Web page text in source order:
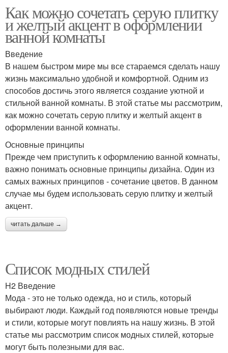
Как можно сочетать серую плитку
и желтый акцент в оформлении
ванной комнаты
Введение
В нашем быстром мире мы все стараемся сделать нашу
жизнь максимально удобной и комфортной. Одним из
способов достичь этого является создание уютной и
стильной ванной комнаты. В этой статье мы рассмотрим,
как можно сочетать серую плитку и желтый акцент в
оформлении ванной комнаты.
Основные принципы
Прежде чем приступить к оформлению ванной комнаты,
важно понимать основные принципы дизайна. Один из
самых важных принципов - сочетание цветов. В данном
случае мы будем использовать серую плитку и желтый
акцент.
читать дальше →
Список модных стилей
H2 Введение
Мода - это не только одежда, но и стиль, который
выбирают люди. Каждый год появляются новые тренды
и стили, которые могут повлиять на нашу жизнь. В этой
статье мы рассмотрим список модных стилей, которые
могут быть полезными для вас.